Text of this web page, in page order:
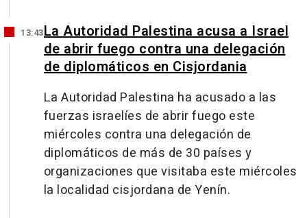
13:43La Autoridad Palestina acusa a Israel
de abrir fuego contra una delegación
de diplomáticos en Cisjordania
La Autoridad Palestina ha acusado a las
fuerzas israelíes de abrir fuego este
miércoles contra una delegación de
diplomáticos de más de 30 países y
organizaciones que visitaba este miércoles
la localidad cisjordana de Yenín.